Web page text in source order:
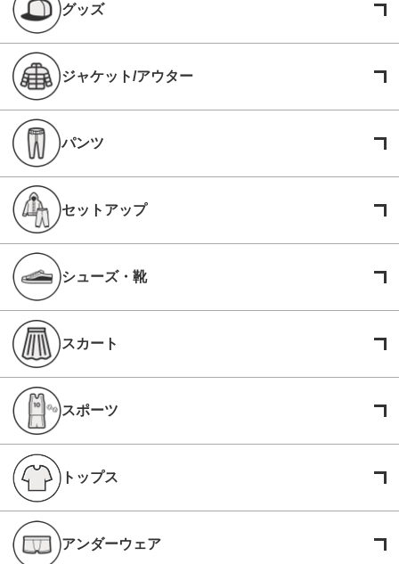
グッズ
ジャケット/アウター
パンツ
セットアップ
シューズ・靴
スカート
スポーツ
トップス
アンダーウェア